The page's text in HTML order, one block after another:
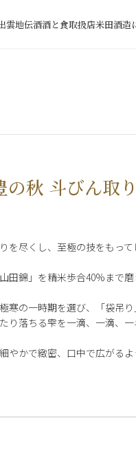
雲地伝酒酒と食取扱店米田酒造
の秋 斗びん取り
を尽くし、至極の技をもっ
田錦」を精米歩合40%まで
寒の一時期を選び、「袋吊
り落ちる雫を一滴、一滴、一
やかで緻密、口中で広がる